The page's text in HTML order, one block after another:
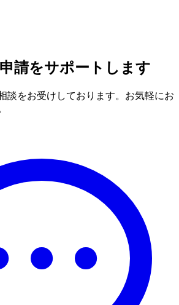
請をサポートします
談をお受けしております。お気軽にお